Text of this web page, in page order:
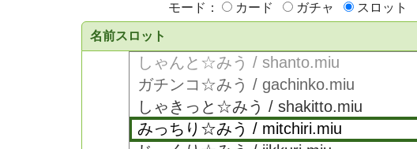
モード： カード ガチャ スロット
名前スロット